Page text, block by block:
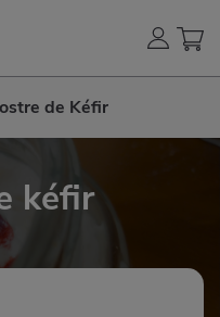
de Kéfir
kéfir